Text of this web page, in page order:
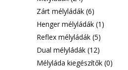
Zárt mélyládák (6)
Henger mélyládák (1)
Reflex mélyládák (5)
Dual mélyládák (12)
Mélyláda kiegészítők (0)